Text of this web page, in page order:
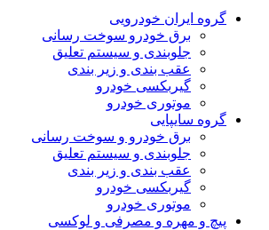
گروه ایران خودرویی
برق خودرو سوخت رسانی
جلوبندی و سیستم تعلیق
عقب بندی و زیر بندی
گیربکسی خودرو
موتوری خودرو
گروه سایپایی
برق خودرو و سوخت رسانی
جلوبندی و سیستم تعلیق
عقب بندی و زیر بندی
گیربکسی خودرو
موتوری خودرو
پیچ و مهره و مصرفی و لوکسی